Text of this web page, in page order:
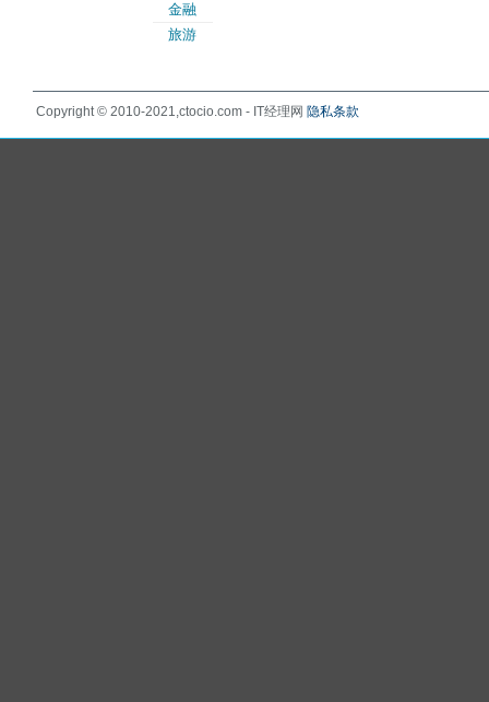
金融
旅游
Copyright © 2010-2021,ctocio.com - IT经理网 隐私条款